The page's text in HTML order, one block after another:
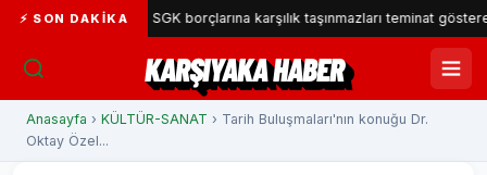
⚡ SON DAKIKA
Belediyesi SGK borçlarına karşılık taşınmazları teminat gösterecek
KARŞIYAKA HABER
Anasayfa › KÜLTÜR-SANAT › Tarih Buluşmaları'nın konuğu Dr.
Oktay Özel...